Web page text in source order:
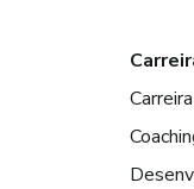
Carreira